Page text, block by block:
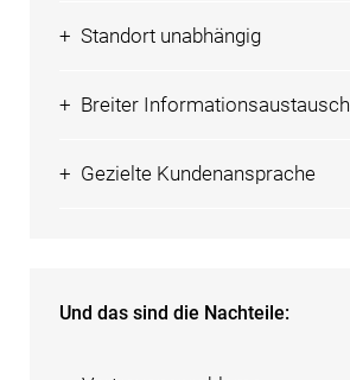
+ Standort unabhängig
+ Breiter Informationsaustausch
+ Gezielte Kundenansprache
Und das sind die Nachteile: